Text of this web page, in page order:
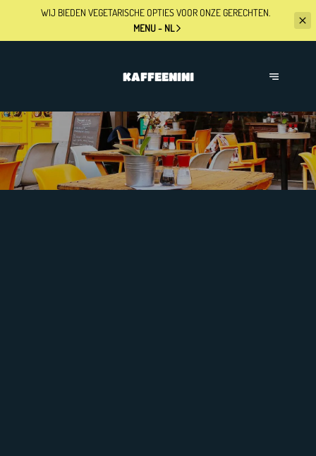
WIJ BIEDEN VEGETARISCHE OPTIESVOOR ONZE GERECHTEN.
MENU - NL
KAFFEENINI